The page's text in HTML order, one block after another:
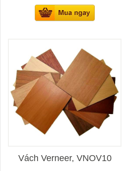
Vách Verneer, VNOV10